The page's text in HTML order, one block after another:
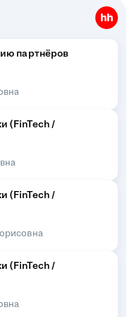
партнёров
(FinTech /
(FinTech /
(FinTech /